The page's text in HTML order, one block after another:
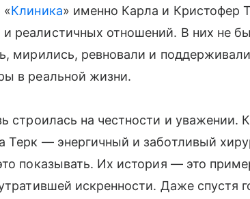
«Клиника» именно Карла и Кристофер
реалистичных отношений. В них не
мирились, ревновали и поддерживали
в реальной жизни.
строилась на честности и уважении.
Терк — энергичный и заботливый
показывать. Их история — это
искренности. Даже спустя